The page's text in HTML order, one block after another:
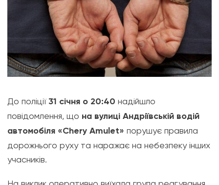
До поліції31 січня о 20:40 надійшло
повідомлення, що на вулиці Андріївській водій
автомобіля «Chery Amulet» порушує правила
дорожнього руху та наражає на небезпеку інших
учасників.